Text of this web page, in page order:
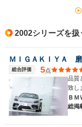
2002シリーズを扱
ＭＩＧＡＫＩＹＡ
総合評価 5点
品質
致し
Ｂ
総掲